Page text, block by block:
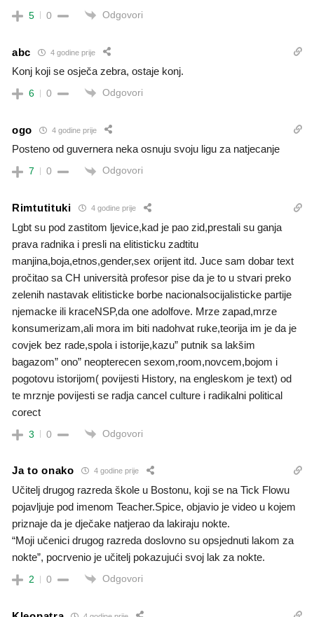
5 0 Odgovori
abc 4 godine prije
Konj koji se osječa zebra, ostaje konj.
6 0 Odgovori
ogo 4 godine prije
Posteno od guvernera neka osnuju svoju ligu za natjecanje
7 0 Odgovori
Rimtutituki 4 godine prije
Lgbt su pod zastitom ljevice,kad je pao zid,prestali su ganja
prava radnika i presli na elitisticku zadtitu
manjina,boja,etnos,gender,sex orijent itd. Juce sam dobar text
pročitao sa CH università profesor pise da je to u stvari preko
zelenih nastavak elitisticke borbe nacionalsocijalisticke partije
njemacke ili kraceNSP,da one adolfove. Mrze zapad,mrze
konsumerizam,ali mora im biti nadohvat ruke,teorija im je da je
covjek bez rade,spola i istorije,kazu” putnik sa lakšim
bagazom” ono” neopterecen sexom,room,novcem,bojom i
pogotovu istorijom( povijesti History, na engleskom je text) od
te mrznje povijesti se radja cancel culture i radikalni political
corect
3 0 Odgovori
Ja to onako 4 godine prije
Učitelj drugog razreda škole u Bostonu, koji se na Tick Flowu
pojavljuje pod imenom Teacher.Spice, objavio je video u kojem
priznaje da je dječake natjerao da lakiraju nokte.
“Moji učenici drugog razreda doslovno su opsjednuti lakom za
nokte”, pocrvenio je učitelj pokazujući svoj lak za nokte.
2 0 Odgovori